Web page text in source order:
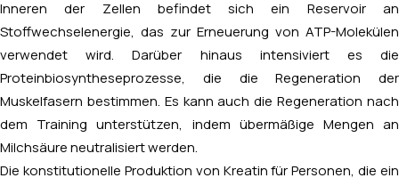
Inneren der Zellen befindet sich ein Reservoir an
Stoffwechselenergie, das zur Erneuerung von ATP-Molekülen
verwendet wird. Darüber hinaus intensiviert es die
Proteinbiosyntheseprozesse, die die Regeneration der
Muskelfasern bestimmen. Es kann auch die Regeneration nach
dem Training unterstützen, indem übermäßige Mengen an
Milchsäure neutralisiert werden.
Die konstitutionelle Produktion von Kreatin für Personen, die ein